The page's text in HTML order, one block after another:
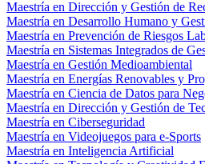
Maestría en Dirección y Gestión de
Maestría en Desarrollo Humano y
Maestría en Prevención de Riesgos
Maestría en Sistemas Integrados de
Maestría en Gestión Medioambiental
Maestría en Energías Renovables y
Maestría en Ciencia de Datos para
Maestría en Dirección y Gestión de
Maestría en Ciberseguridad
Maestría en Videojuegos para e-Sports
Maestría en Inteligencia Artificial